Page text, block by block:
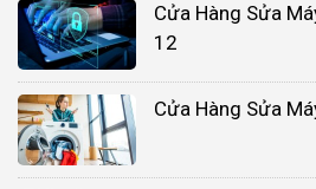
Cửa Hàng Sửa
12
Cửa Hàng Sửa